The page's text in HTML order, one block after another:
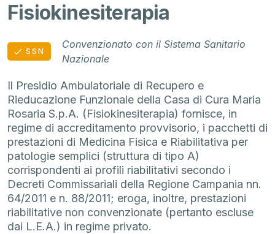
Fisiokinesiterapia
SSN
Convenzionato con il Sistema Sanitario
Nazionale
Il Presidio Ambulatoriale di Recupero e
Rieducazione Funzionale della Casa di Cura Maria
Rosaria S.p.A. (Fisiokinesiterapia) fornisce, in
regime di accreditamento provvisorio, i pacchetti di
prestazioni di Medicina Fisica e Riabilitativa per
patologie semplici (struttura di tipo A)
corrispondenti ai profili riabilitativi secondo i
Decreti Commissariali della Regione Campania nn.
64/2011 e n. 88/2011; eroga, inoltre, prestazioni
riabilitative non convenzionate (pertanto escluse
dai L.E.A.) in regime privato.